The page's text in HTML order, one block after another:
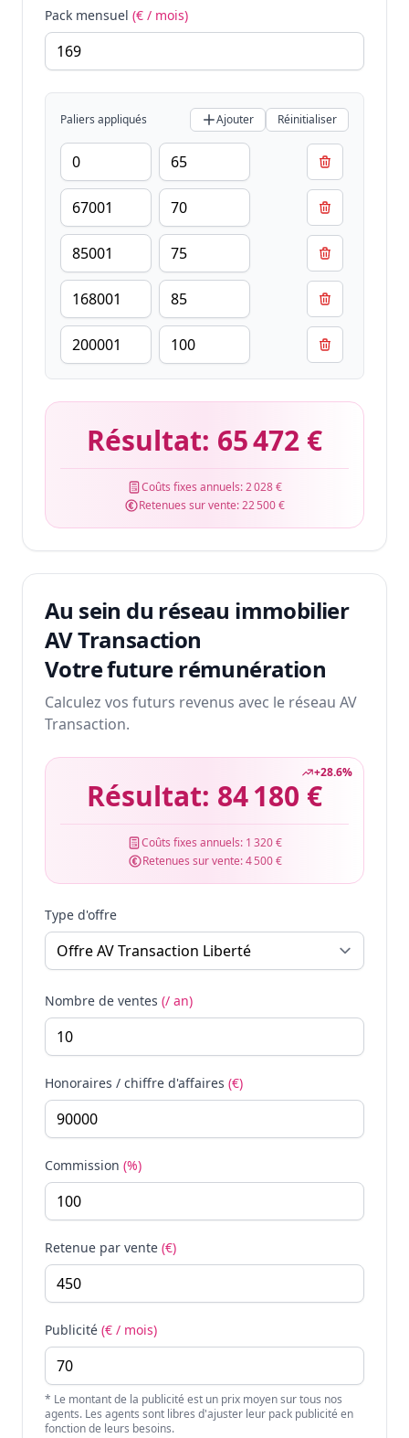
Pack mensuel (€ / mois)
Paliers appliqués Ajouter Réinitialiser
Résultat: 65 472 €
Coûts fixes annuels:2 028 €
Retenues sur vente:22 500 €
Au sein du réseau immobilier
AV Transaction
Votre future rémunération
Calculez vos futurs revenus avec le réseau AV
Transaction.
+28.6%
Résultat: 84 180 €
Coûts fixes annuels: 1 320 €
Retenues sur vente:4 500 €
Type d'offre
Nombre de ventes (/ an)
Honoraires / chiffre d'affaires (€)
Commission (%)
Retenue par vente (€)
Publicité (€ / mois)
* Le montant de la publicité est un prix moyen sur tous nos
agents. Les agents sont libres d'ajuster leur pack publicité en
fonction de leurs besoins.